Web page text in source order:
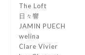
The Loft
日々響
JAMIN PUECH
welina
Clare Vivier